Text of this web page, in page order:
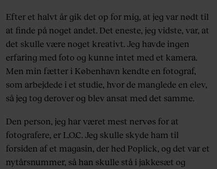
Efter et halvt år gik det op for mig, at jeg var nødt til
at finde på noget andet. Det eneste, jeg vidste, var, at
det skulle være noget kreativt. Jeg havde ingen
erfaring med foto og kunne intet med et kamera.
Men min fætter i København kendte en fotograf,
som arbejdede i et studie, hvor de manglede en elev,
så jeg tog derover og blev ansat med det samme.
Den person, jeg har været mest nervøs for at
fotografere, er L.O.C. Jeg skulle skyde ham til
forsiden af et magasin, der hed Poplick, og det var et
nytårsnummer, så han skulle stå i jakkesæt og